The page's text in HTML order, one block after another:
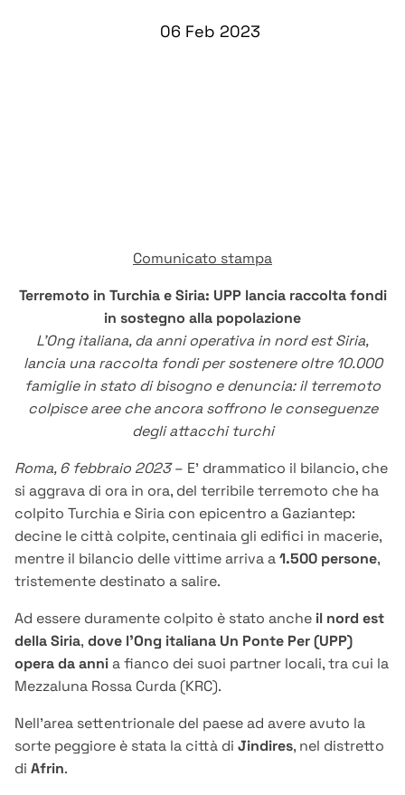
06 Feb 2023
Comunicato stampa
Terremoto in Turchia e Siria: UPP lancia raccolta fondi
in sostegno alla popolazione
L’Ong italiana, da anni operativa in nord est Siria,
lancia una raccolta fondi per sostenere oltre 10.000
famiglie in stato di bisogno e denuncia: il terremoto
colpisce aree che ancora soffrono le conseguenze
degli attacchi turchi
Roma, 6 febbraio 2023– E’ drammatico il bilancio, che
si aggrava di ora in ora, del terribile terremoto che ha
colpito Turchia e Siria con epicentro a Gaziantep:
decine le città colpite, centinaia gli edifici in macerie,
mentre il bilancio delle vittime arriva a1.500 persone,
tristemente destinato a salire.
Ad essere duramente colpito è stato anche il nord est
della Siria, dove l’Ong italiana Un Ponte Per (UPP)
opera da annia fianco dei suoi partner locali, tra cui la
Mezzaluna Rossa Curda (KRC).
Nell’area settentrionale del paese ad avere avuto la
sorte peggiore è stata la città di Jindires, nel distretto
di Afrin.